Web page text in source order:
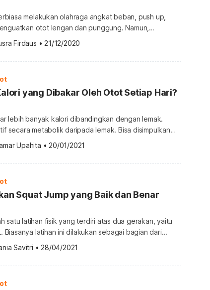
melakukan olahraga angkat beban, push up,
otot lengan dan punggung. Namun,
otot tubuh bagian bawah? Sering kali terlewatkan,
otot tubuh bagian bawah supaya postur tubuh
apa saja yang bisa membangun otot paha, betis,
Firdaus • 21/12/2020
yang Dibakar Oleh Otot Setiap Hari?
lebih banyak kalori dibandingkan dengan lemak.
secara metabolik daripada lemak. Bisa disimpulkan
otot yang dimiliki, maka akan semakin banyak kalori
banyak kalori yang dibakar oleh otot? Untuk
otot membakar kalori tubuh, berikut ulasannya.
Upahita • 20/01/2021
Squat Jump yang Baik dan Benar
satu latihan fisik yang terdiri atas dua gerakan, yaitu
Biasanya latihan ini dilakukan sebagai bagian dari
dilakukan secara teratur dan tepat, squat jump
untuk kesehatan tubuh. Salah satu manfaat squat
adalah membantu mengencangkan otot paha dan
Savitri • 28/04/2021